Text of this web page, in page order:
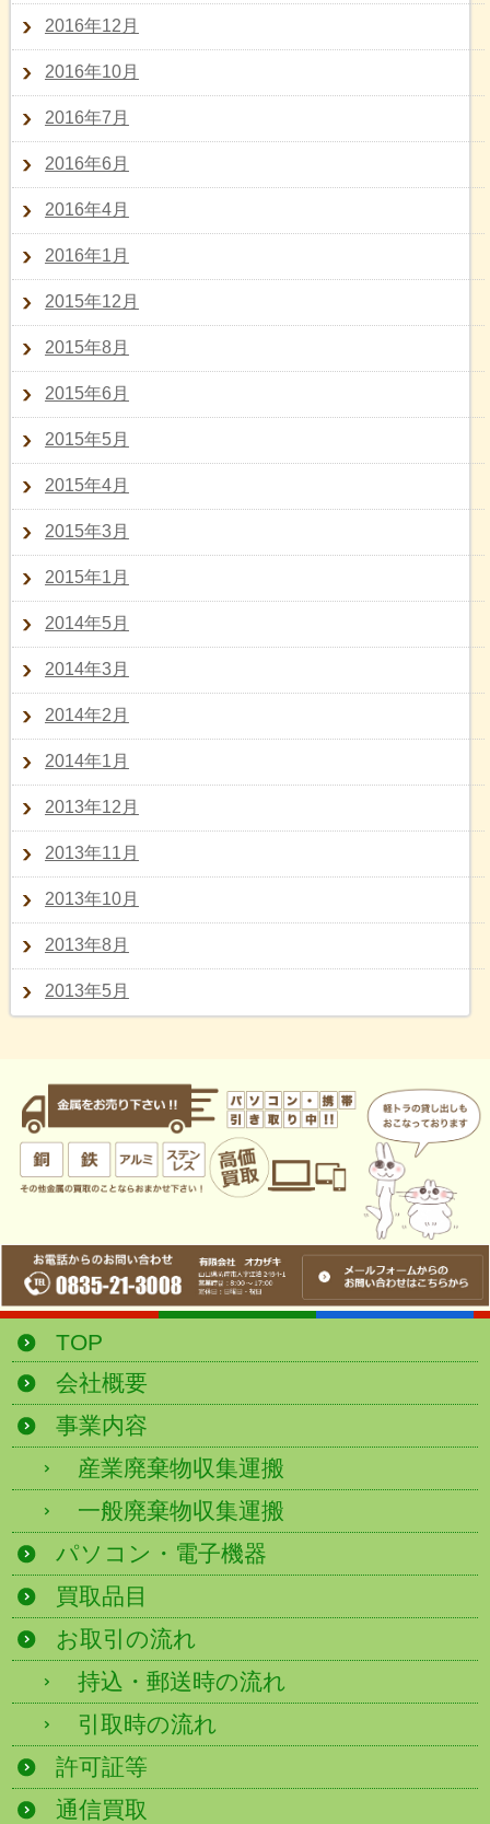
2016年12月
2016年10月
2016年7月
2016年6月
2016年4月
2016年1月
2015年12月
2015年8月
2015年6月
2015年5月
2015年4月
2015年3月
2015年1月
2014年5月
2014年3月
2014年2月
2014年1月
2013年12月
2013年11月
2013年10月
2013年8月
2013年5月
TOP
会社概要
事業内容
産業廃棄物収集運搬
一般廃棄物収集運搬
パソコン・電子機器
買取品目
お取引の流れ
持込・郵送時の流れ
引取時の流れ
許可証等
通信買取